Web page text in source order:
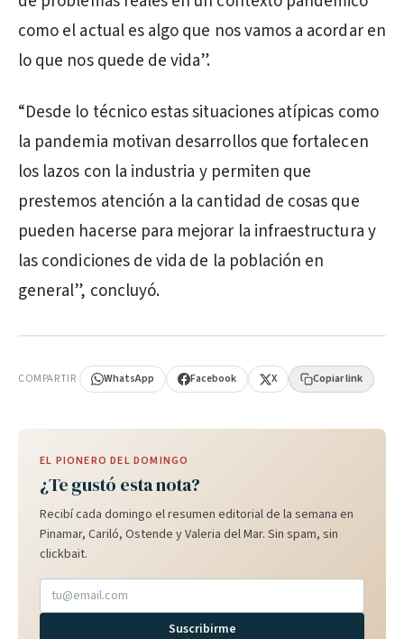
como el actual es algo que nos vamos a acordar en
lo que nos quede de vida”.
“Desde lo técnico estas situaciones atípicas como
la pandemia motivan desarrollos que fortalecen
los lazos con la industria y permiten que
prestemos atención a la cantidad de cosas que
pueden hacerse para mejorar la infraestructura y
las condiciones de vida de la población en
general”, concluyó.
COMPARTIR WhatsApp Facebook X Copiar link
EL PIONERO DEL DOMINGO
¿Te gustó esta nota?
Recibí cada domingo el resumen editorial de la semana en
Pinamar, Cariló, Ostende y Valeria del Mar. Sin spam, sin
clickbait.
Suscribirme